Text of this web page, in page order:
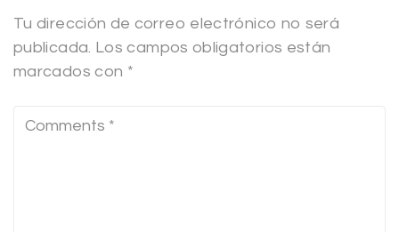
Tu dirección de correo electrónico no será
publicada. Los campos obligatorios están
marcados con *